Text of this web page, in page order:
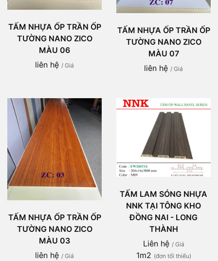
TẤM NHỰA ỐP TRẦN ỐP
TƯỜNG NANO ZICO
MÀU 06
liên hệ / Giá
TẤM NHỰA ỐP TRẦN ỐP
TƯỜNG NANO ZICO
MÀU 07
liên hệ / Giá
TẤM NHỰA ỐP TRẦN ỐP
TƯỜNG NANO ZICO
MÀU 03
liên hệ / Giá
TẤM LAM SÓNG NHỰA
NNK TẠI TÔNG KHO
ĐỒNG NAI - LONG
THÀNH
Liên hệ / Giá
1m2 (đơn tối thiểu)